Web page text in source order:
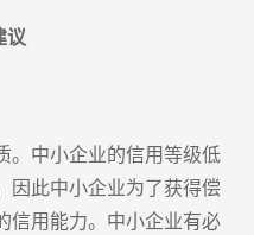
议
。中小企业的信用等级低
因此中小企业为了获得偿
信用能力。中小企业有必